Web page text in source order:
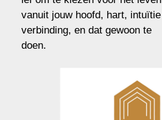
vanuit jouw hoofd, hart, intuïtie
verbinding, en dat gewoon te
doen.